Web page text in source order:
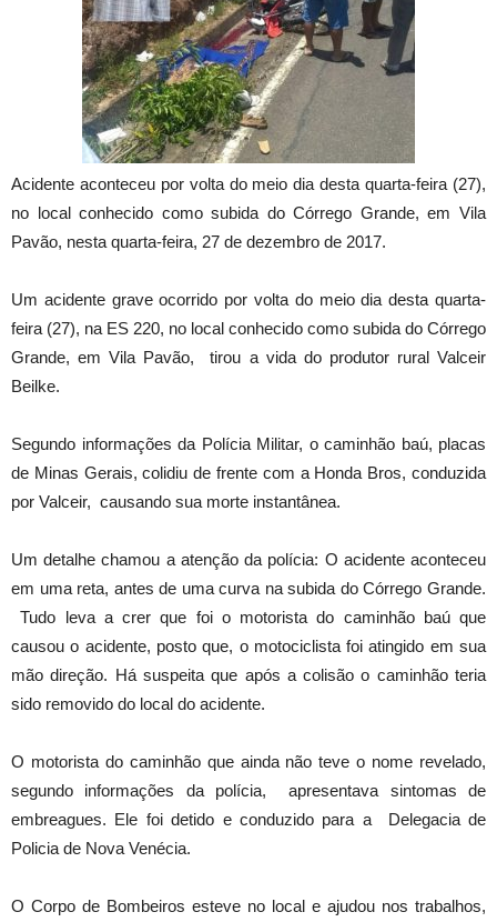
Acidente aconteceu por volta do meio dia desta quarta-feira (27),
no local conhecido como subida do Córrego Grande, em Vila
Pavão, nesta quarta-feira, 27 de dezembro de 2017.
Um acidente grave ocorrido por volta do meio dia desta quarta-
feira (27), na ES 220, no local conhecido como subida do Córrego
Grande, em Vila Pavão, tirou a vida do produtor rural Valceir
Beilke.
Segundo informações da Polícia Militar, o caminhão baú, placas
de Minas Gerais, colidiu de frente com a Honda Bros, conduzida
por Valceir, causando sua morte instantânea.
Um detalhe chamou a atenção da polícia: O acidente aconteceu
em uma reta, antes de uma curva na subida do Córrego Grande.
Tudo leva a crer que foi o motorista do caminhão baú que
causou o acidente, posto que, o motociclista foi atingido em sua
mão direção. Há suspeita que após a colisão o caminhão teria
sido removido do local do acidente.
O motorista do caminhão que ainda não teve o nome revelado,
segundo informações da polícia, apresentava sintomas de
embreagues. Ele foi detido e conduzido para a Delegacia de
Policia de Nova Venécia.
O Corpo de Bombeiros esteve no local e ajudou nos trabalhos,